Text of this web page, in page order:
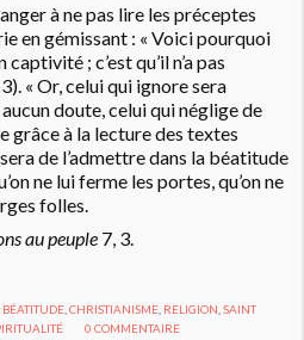
à ne pas lire les préceptes
en gémissant : « Voici pourquoi
; c’est qu’il n’a pas
« Or, celui qui ignore sera
doute, celui qui néglige de
grâce à la lecture des textes
de l’admettre dans la béatitude
ne lui ferme les portes, qu’on ne
folles.
au peuple 7, 3.
BÉATITUDE, CHRISTIANISME, RELIGION SAINT
0 COMMENTAIRE